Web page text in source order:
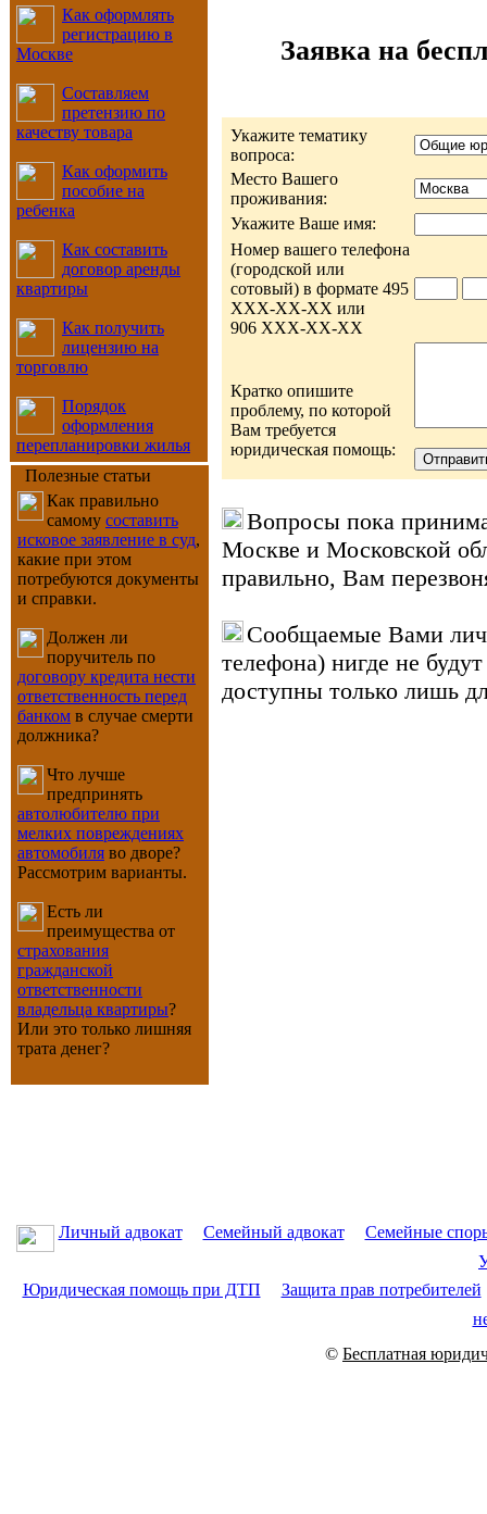
Как оформлять
регистрацию в
Москве
Составляем
претензию по
качеству товара
Как оформить
пособие на
ребенка
Как составить
договор аренды
квартиры
Как получить
лицензию на
торговлю
Порядок
оформления
перепланировки жилья
Полезные статьи
Как правильно
самому составить
исковое заявление в суд,
какие при этом
потребуются документы
и справки.
Должен ли
поручитель по
договору кредита нести
ответственность перед
банком в случае смерти
должника?
Что лучше
предпринять
автолюбителю при
мелких повреждениях
автомобиля во дворе?
Рассмотрим варианты.
Есть ли
преимущества от
страхования
гражданской
ответственности
владельца квартиры?
Или это только лишняя
трата денег?
Заявка на
Укажите тематику
вопроса:
Место Вашего
проживания:
Укажите Ваше имя:
Номер вашего телефона
(городской или
сотовый) в формате 495
ХХХ-ХХ-ХХ или
906 ХХХ-ХХ-ХХ
Кратко опишите
проблему, по которой
Вам требуется
юридическая помощь:
Вопросы пока
Москве и Московской
правильно, Вам
Сообщаемые Вами
телефона) нигде не
доступны только лишь
Личный адвокат Семейный адвокат
Семейные
Юридическая помощь при ДТП
Защита прав потребителей
© Бесплатная